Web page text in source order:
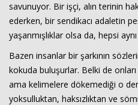
savunuyor. Bir işçi, alın terinin
ederken, bir sendikacı adaletin
yaşanmışlıklar olsa da, hepsi
Bazen insanlar bir şarkının
kokuda buluşurlar. Belki de
ama kelimelere dökemediği o
yoksulluktan, haksızlıktan ve